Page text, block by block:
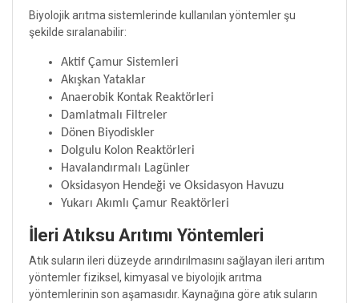
Biyolojik arıtma sistemlerinde kullanılan yöntemler şu
şekilde sıralanabilir:
Aktif Çamur Sistemleri
Akışkan Yataklar
Anaerobik Kontak Reaktörleri
Damlatmalı Filtreler
Dönen Biyodiskler
Dolgulu Kolon Reaktörleri
Havalandırmalı Lagünler
Oksidasyon Hendeği ve Oksidasyon Havuzu
Yukarı Akımlı Çamur Reaktörleri
İleri Atıksu Arıtımı Yöntemleri
Atık suların ileri düzeyde arındırılmasını sağlayan ileri arıtım
yöntemler fiziksel, kimyasal ve biyolojik arıtma
yöntemlerinin son aşamasıdır. Kaynağına göre atık suların